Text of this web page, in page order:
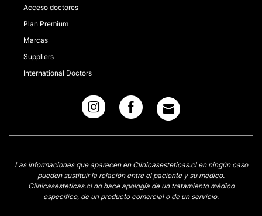
Acceso doctores
Plan Premium
Marcas
Suppliers
International Doctors
Las informaciones que aparecen en Clinicasesteticas.cl en ningún caso
pueden sustituir la relación entre el paciente y su médico.
Clinicasesteticas.cl no hace apología de un tratamiento médico
específico, de un producto comercial o de un servicio.